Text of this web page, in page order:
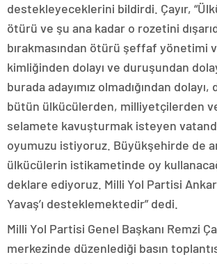
destekleyeceklerini bildirdi. Çayır,
ötürü ve şu ana kadar o rozetini
bırakmasından ötürü şeffaf yönetimi
kimliğinden dolayı ve duruşundan
burada adayımız olmadığından
bütün ülkücülerden, milliyetçilerden
selamete kavuşturmak isteyen
oyumuzu istiyoruz. Büyükşehirde de
ülkücülerin istikametinde oy
deklare ediyoruz. Milli Yol Partisi
Yavaş’ı desteklemektedir” dedi.
Milli Yol Partisi Genel Başkanı Remzi
merkezinde düzenlediği basın